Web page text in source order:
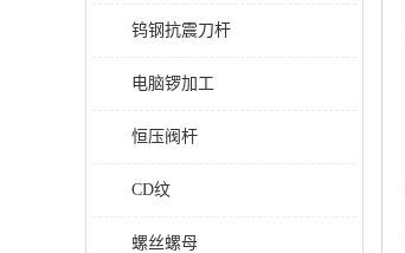
钨钢抗震刀杆
电脑锣加工
恒压阀杆
CD纹
螺丝螺母